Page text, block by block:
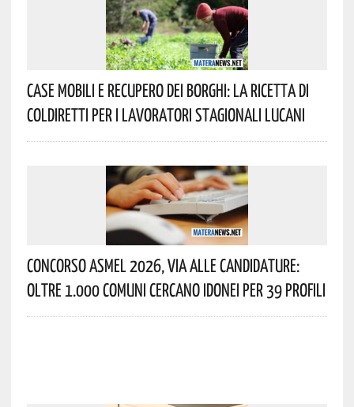
Case Mobili E Recupero Dei Borghi: La Ricetta Di
Coldiretti Per I Lavoratori Stagionali Lucani
Concorso Asmel 2026, Via Alle Candidature:
Oltre 1.000 Comuni Cercano Idonei Per 39 Profili